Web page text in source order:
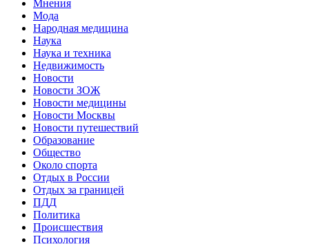
Мнения
Мода
Народная медицина
Наука
Наука и техника
Недвижимость
Новости
Новости ЗОЖ
Новости медицины
Новости Москвы
Новости путешествий
Образование
Общество
Около спорта
Отдых в России
Отдых за границей
ПДД
Политика
Происшествия
Психология